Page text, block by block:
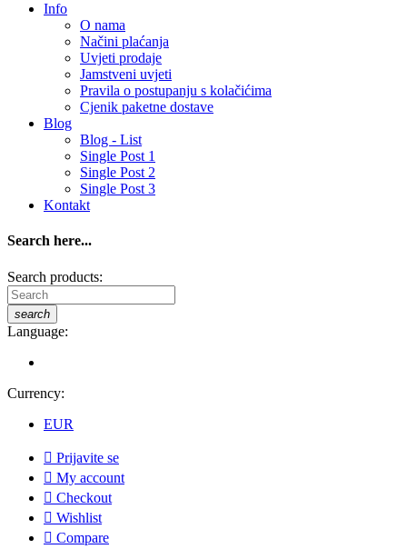
Info
O nama
Načini plaćanja
Uvjeti prodaje
Jamstveni uvjeti
Pravila o postupanju s kolačićima
Cjenik paketne dostave
Blog
Blog - List
Single Post 1
Single Post 2
Single Post 3
Kontakt
Search here...
Search products:
search
Language:
Currency:
EUR
 Prijavite se
 My account
 Checkout
 Wishlist
 Compare